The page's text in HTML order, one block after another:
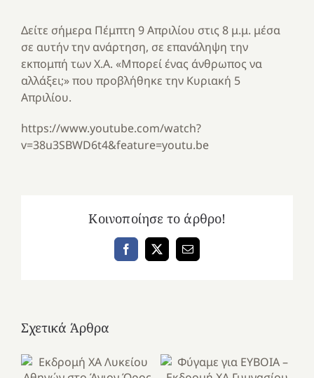
Δείτε σήμερα Πέμπτη 9 Απριλίου στις 8 μ.μ. μέσα
σε αυτήν την ανάρτηση, σε επανάληψη την
εκπομπή των Χ.Α. «Μπορεί ένας άνθρωπος να
αλλάξει;» που προβλήθηκε την Κυριακή 5
Απριλίου.
https://www.youtube.com/watch?
v=38u3SBWD6t4&feature=youtu.be
Κοινοποίησε το άρθρο!
Facebook
X Email
Σχετικά Άρθρα